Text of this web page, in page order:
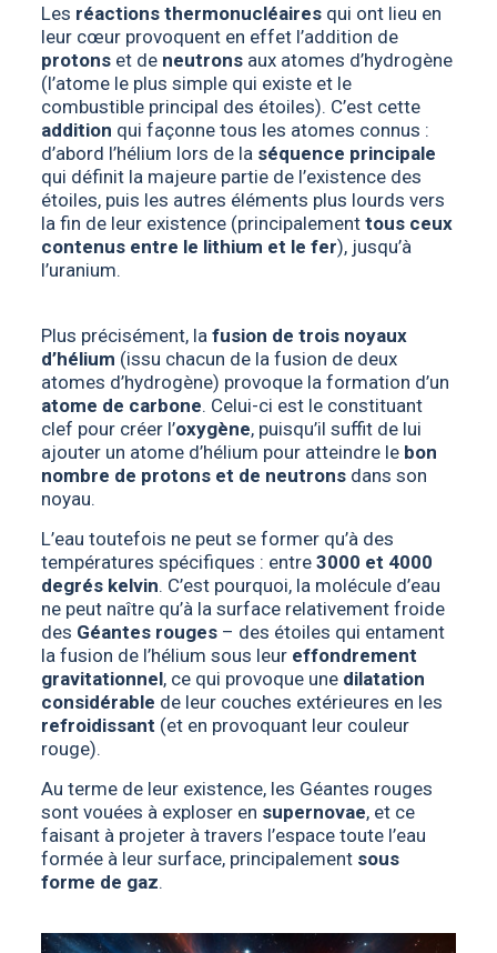
Les réactions thermonucléairesqui ont lieu en
leur cœur provoquent en effet l’addition de
protonset de neutronsaux atomes d’hydrogène
(l’atome le plus simple qui existe et le
combustible principal des étoiles). C’est cette
addition qui façonne tous les atomes connus :
d’abord l’hélium lors de la séquence principale
qui définit la majeure partie de l’existence des
étoiles, puis les autres éléments plus lourds vers
la fin de leur existence (principalement tous ceux
contenus entre le lithium et le fer), jusqu’à
l’uranium.
Plus précisément, la fusion de trois noyaux
d’hélium (issu chacun de la fusion de deux
atomes d’hydrogène) provoque la formation d’un
atome de carbone. Celui-ci est le constituant
clef pour créer l’oxygène, puisqu’il suffit de lui
ajouter un atome d’hélium pour atteindre le bon
nombre de protons et de neutronsdans son
noyau.
L’eau toutefois ne peut se former qu’à des
températures spécifiques : entre 3000 et 4000
degrés kelvin. C’est pourquoi, la molécule d’eau
ne peut naître qu’à la surface relativement froide
des Géantes rouges– des étoiles qui entament
la fusion de l’hélium sous leur effondrement
gravitationnel, ce qui provoque une dilatation
considérable de leur couches extérieures en les
refroidissant (et en provoquant leur couleur
rouge).
Au terme de leur existence, les Géantes rouges
sont vouées à exploser en supernovae, et ce
faisant à projeter à travers l’espace toute l’eau
formée à leur surface, principalement sous
forme de gaz.